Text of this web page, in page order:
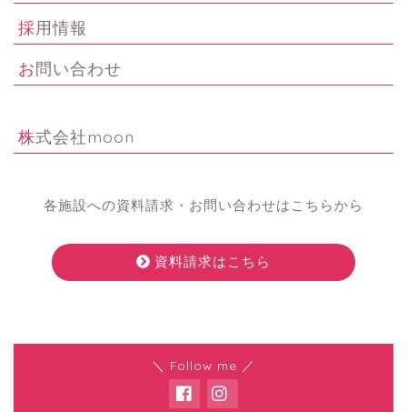
採用情報
お問い合わせ
株式会社moon
各施設への資料請求・お問い合わせはこちらから
資料請求はこちら
＼ Follow me ／